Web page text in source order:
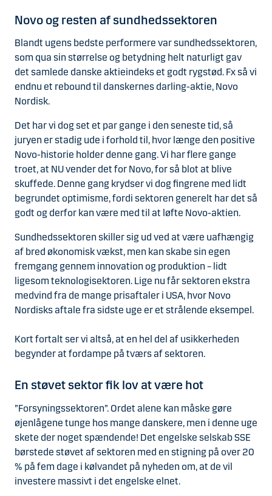
Novo og resten af sundhedssektoren
Blandt ugens bedste performere var sundhedssektoren,
som qua sin størrelse og betydning helt naturligt gav
det samlede danske aktieindeks et godt rygstød. Fx så vi
endnu et rebound til danskernes darling-aktie, Novo
Nordisk.
Det har vi dog set et par gange i den seneste tid, så
juryen er stadig ude i forhold til, hvor længe den positive
Novo-historie holder denne gang. Vi har flere gange
troet, at NU vender det for Novo, for så blot at blive
skuffede. Denne gang krydser vi dog fingrene med lidt
begrundet optimisme, fordi sektoren generelt har det så
godt og derfor kan være med til at løfte Novo-aktien.
Sundhedssektoren skiller sig ud ved at være uafhængig
af bred økonomisk vækst, men kan skabe sin egen
fremgang gennem innovation og produktion – lidt
ligesom teknologisektoren. Lige nu får sektoren ekstra
medvind fra de mange prisaftaler i USA, hvor Novo
Nordisks aftale fra sidste uge er et strålende eksempel.
Kort fortalt ser vi altså, at en hel del af usikkerheden
begynder at fordampe på tværs af sektoren.
En støvet sektor fik lov at være hot
”Forsyningssektoren”. Ordet alene kan måske gøre
øjenlågene tunge hos mange danskere, men i denne uge
skete der noget spændende! Det engelske selskab SSE
børstede støvet af sektoren med en stigning på over 20
% på fem dage i kølvandet på nyheden om, at de vil
investere massivt i det engelske elnet.